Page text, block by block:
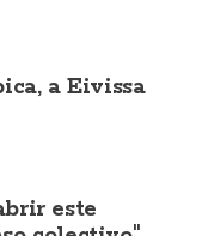
a Eivissa
este